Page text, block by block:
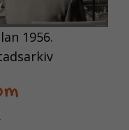
1956.
interagerar, genom
att vi samlar in
information
förlängningen